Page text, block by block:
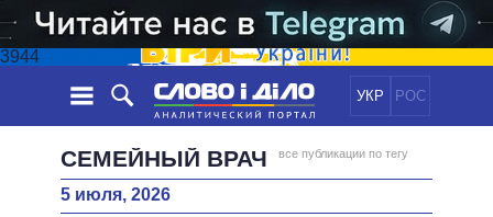
3944
УКР РОС
НОВОСТИ
ЛЕНТА
СЕМЕЙНЫЙ ВРАЧ все публикации по тегу
5 июля, 2026